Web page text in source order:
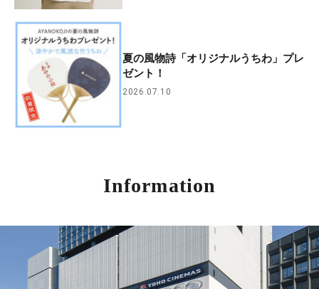
夏の風物詩「オリジナルうちわ」プレ
ゼント！
2026.07.10
Information